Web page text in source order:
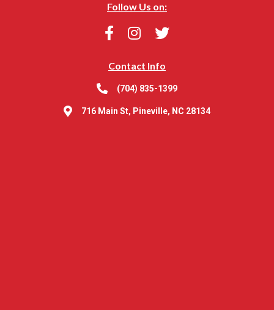
Follow Us on:
Contact Info
(704) 835-1399
716 Main St, Pineville, NC 28134